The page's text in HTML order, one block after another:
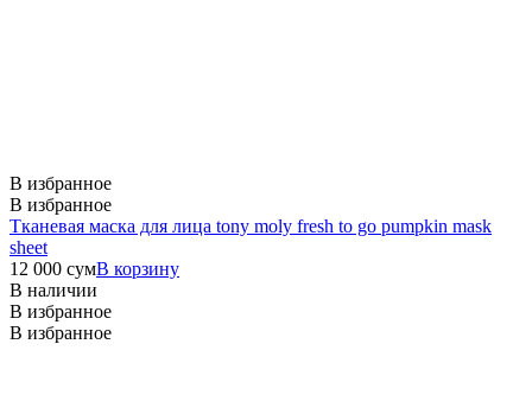
В избранное
В избранное
Тканевая маска для лица tony moly fresh to go pumpkin mask
sheet
12 000 сумВ корзину
В наличии
В избранное
В избранное